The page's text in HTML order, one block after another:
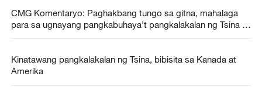
CMG Komentaryo: Paghakbang tungo sa gitna, mahalaga
para sa ugnayang pangkabuhaya’t pangkalakalan ng Tsina at
Kinatawang pangkalakalan ng Tsina, bibisita sa Kanada at
Amerika